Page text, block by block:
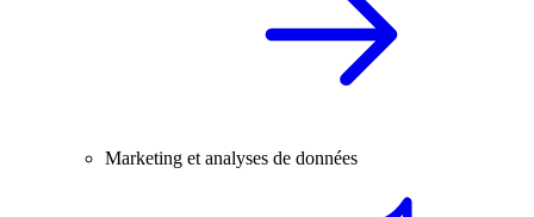
Marketing et analyses de données